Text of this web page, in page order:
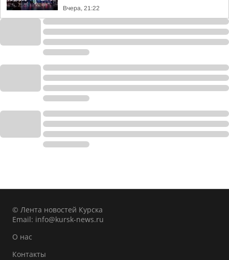
Вчера, 21:22
© Лента новостей Курска
Email: info@kursk-news.ru
О нас
Контакты